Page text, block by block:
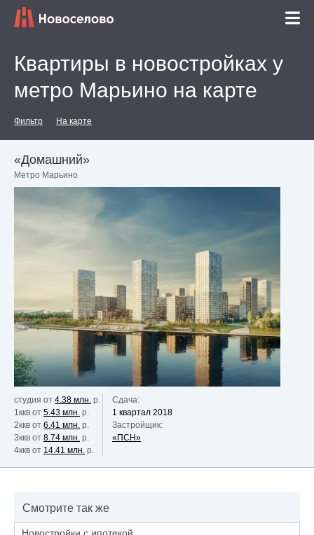
Квартиры в новостройках у
метро Марьино на карте
Фильтр На карте
«Домашний»
Метро Марьино
студия от 4.38 млн. р.
1ккв от 5.43 млн. р.
2ккв от 6.41 млн. р.
3ккв от 8.74 млн. р.
4ккв от 14.41 млн. р.
Сдача:
1 квартал 2018
Застройщик:
«ПСН»
Смотрите так же